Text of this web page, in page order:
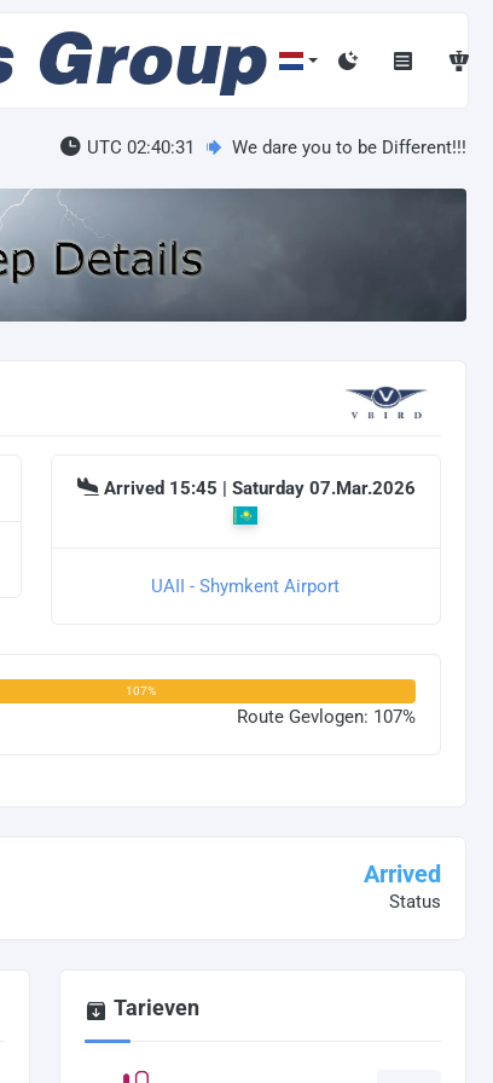
UTC 02:40:31 We dare you to be Different!!!
Arrived 15:45 | Saturday 07.Mar.2026
UAII - Shymkent Airport
107%
Route Gevlogen: 107%
Arrived
Status
Tarieven